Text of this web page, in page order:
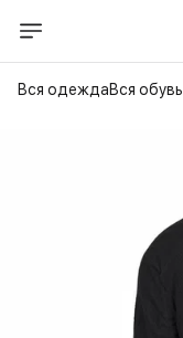
Вся одеждаВся обувь